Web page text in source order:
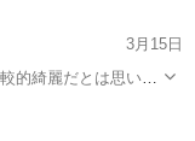
3月15日
的綺麗だとは思いま